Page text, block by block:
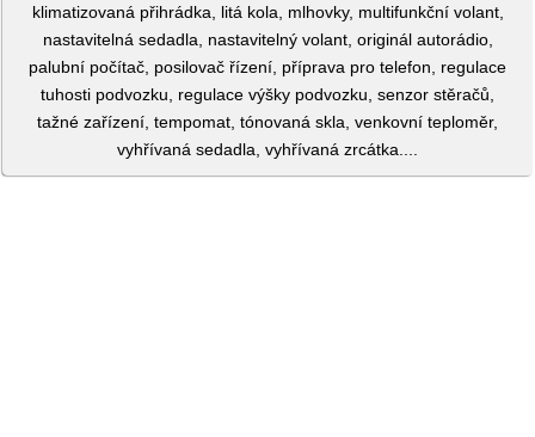
klimatizovaná přihrádka, litá kola, mlhovky, multifunkční volant,
nastavitelná sedadla, nastavitelný volant, originál autorádio,
palubní počítač, posilovač řízení, příprava pro telefon, regulace
tuhosti podvozku, regulace výšky podvozku, senzor stěračů,
tažné zařízení, tempomat, tónovaná skla, venkovní teploměr,
vyhřívaná sedadla, vyhřívaná zrcátka....